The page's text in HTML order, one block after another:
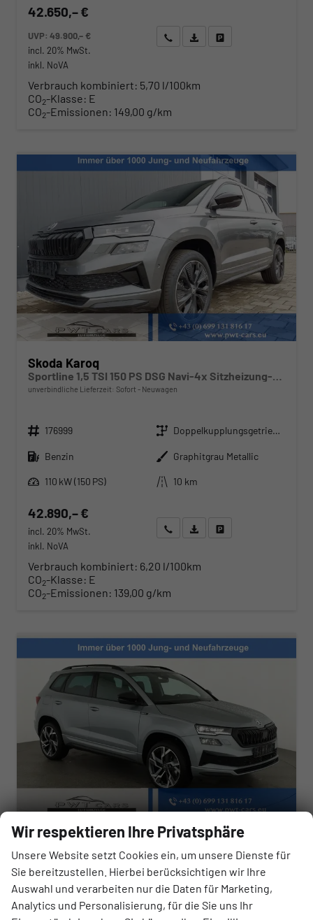
42.650,– €
UVP:49.900,– €
incl. 20% MwSt.
inkl. NoVA
Wir rufen Sie anAngebot drucken (PDF)
Verbrauch kombiniert: 5,70 l/100km
CO2-Klasse: E
CO2-Emissionen: 149,00 g/km
Skoda Karoq
unverbindliche Lieferzeit: Sofort Neuwagen
Fahrzeugnr. 176999 Getriebe
Doppelkupplungsgetriebe (DSG)
Kraftstoff
Benzin Außenfarbe Graphitgrau Metallic
Leistung
110 kW (150 PS) Kilometerstand 10 km
42.890,– €
incl. 20% MwSt.
inkl. NoVA
Wir rufen Sie anAngebot drucken (PDF)
Verbrauch kombiniert: 6,20 l/100km
CO2-Klasse: E
CO2-Emissionen: 139,00 g/km
Skoda Karoq
Sportline 1.5 TSI DSG Sportline, AHK, Navi, Matrix, Side, el. Klappe, Winter, 5 J.-Garantie
sofort lieferbar Fahrzeug mit Tageszulassung
Fahrzeugnr. 159257 Getriebe Automatik
Wir respektieren Ihre Privatsphäre
Unsere Website setzt Cookies ein, um unsere Dienste für
Sie bereitzustellen. Hierbei berücksichtigen wir Ihre
Auswahl und verarbeiten nur die Daten für Marketing,
Analytics und Personalisierung, für die Sie uns Ihr